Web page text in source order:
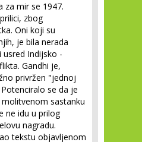
za mir se 1947.
zbog
Oni koji su
je bila nerada
usred Indijsko -
Gandhi je,
privržen "jednoj
se da je
sastanku
ne idu u prilog
nagradu.
tekstu objavljenom